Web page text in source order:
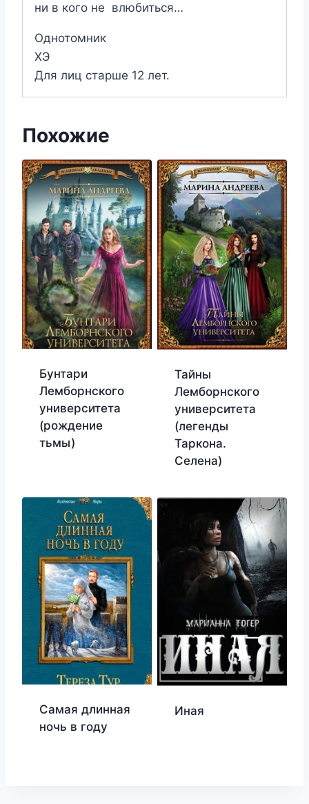
ни в кого не влюбиться…
Однотомник
ХЭ
Для лиц старше 12 лет.
Похожие
Бунтари
Лемборнского
университета
(рождение
тьмы)
Тайны
Лемборнского
университета
(легенды
Таркона.
Селена)
Самая длинная
ночь в году
Иная